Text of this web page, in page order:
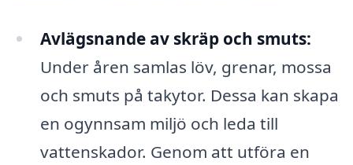
Avlägsnande av skräp och smuts:
Under åren samlas löv, grenar, mossa
och smuts på takytor. Dessa kan skapa
en ogynnsam miljö och leda till
vattenskador. Genom att utföra en